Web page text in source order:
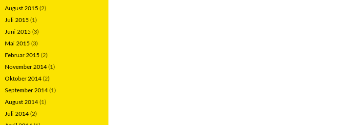
August 2015 (2)
Juli 2015 (1)
Juni 2015 (3)
Mai 2015 (3)
Februar 2015 (2)
November 2014 (1)
Oktober 2014 (2)
September 2014 (1)
August 2014 (1)
Juli 2014 (2)